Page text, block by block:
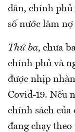
dân, chính
số nước lâm
Thứ ba, chưa
chính phủ và
được nhịp
Covid-19. Nếu
chính sách của
đang chạy